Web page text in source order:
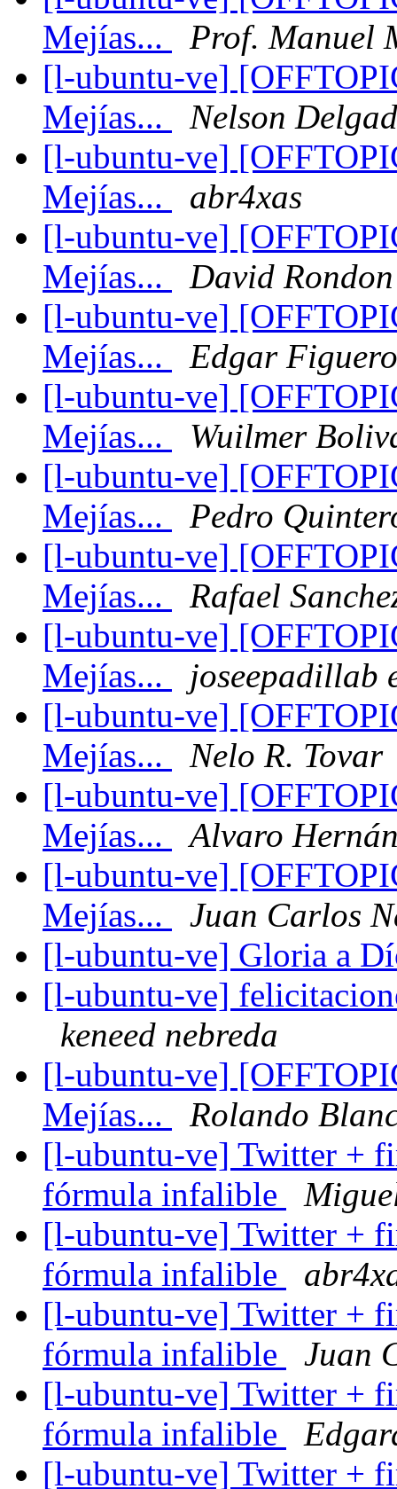
Mejías...
Prof. Manuel
[l-ubuntu-ve]
Mejías...
Nelson
[l-ubuntu-ve]
Mejías...
abr4xas
[l-ubuntu-ve]
Mejías...
David Rondon
[l-ubuntu-ve]
Mejías...
Edgar
[l-ubuntu-ve]
Mejías...
Wuilmer
[l-ubuntu-ve]
Mejías...
Pedro
[l-ubuntu-ve]
Mejías...
Rafael
[l-ubuntu-ve]
Mejías...
joseepadillab
[l-ubuntu-ve]
Mejías...
Nelo R. Tovar
[l-ubuntu-ve]
Mejías...
Alvaro
[l-ubuntu-ve]
Mejías...
Juan Carlos
[l-ubuntu-ve] Gloria a
[l-ubuntu-ve]
keneed nebreda
[l-ubuntu-ve]
Mejías...
Rolando
[l-ubuntu-ve] Twitter +
fórmula infalible
[l-ubuntu-ve] Twitter +
fórmula infalible
[l-ubuntu-ve] Twitter +
fórmula infalible
Juan
[l-ubuntu-ve] Twitter +
fórmula infalible
[l-ubuntu-ve] Twitter +